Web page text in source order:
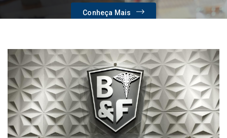
Conheça Mais